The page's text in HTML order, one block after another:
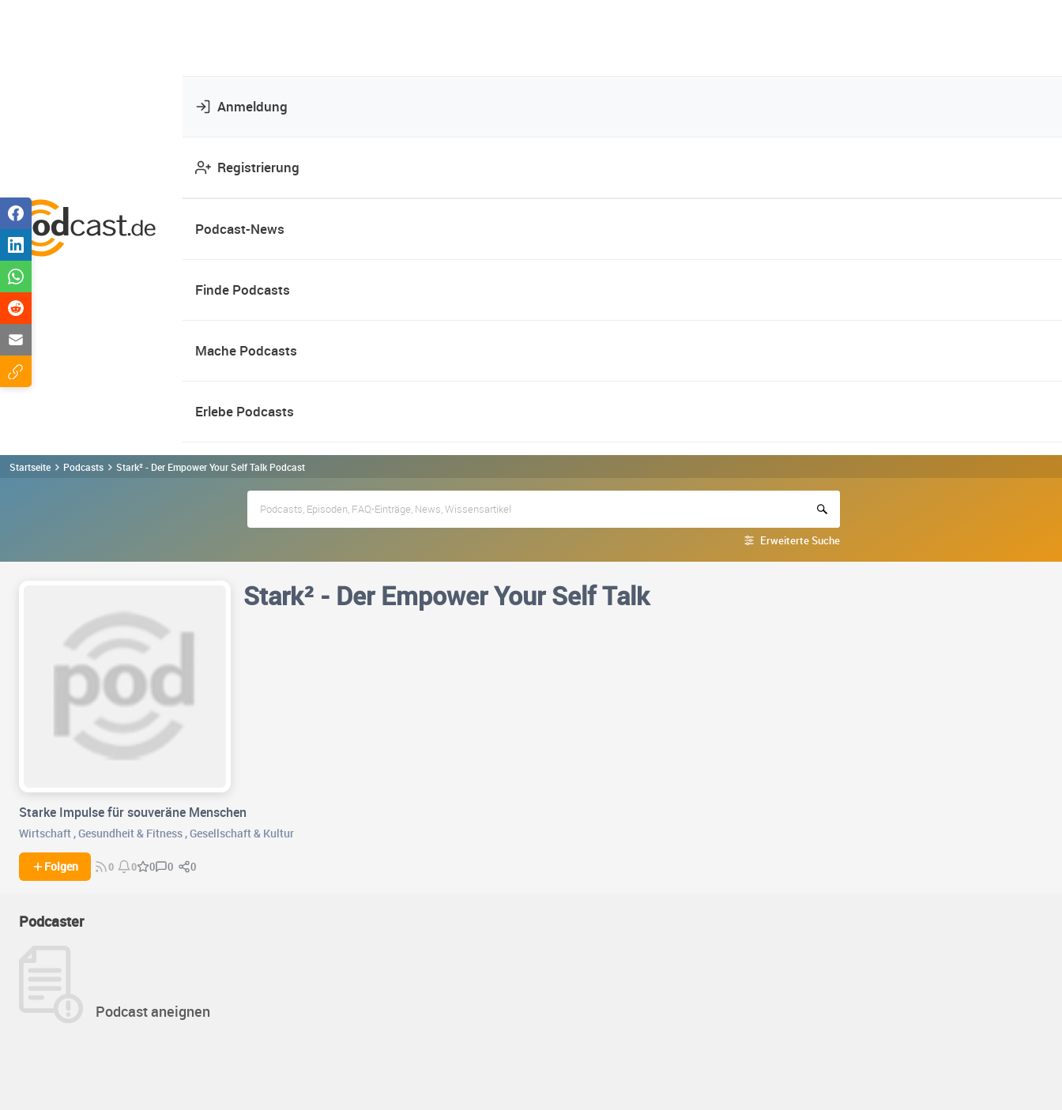
Anmeldung
Registrierung
Podcast-News
Finde Podcasts
Mache Podcasts
Erlebe Podcasts
Startseite Podcasts Stark² - Der Empower Your Self Talk Podcast
Erweiterte Suche
Stark² - Der Empower Your Self Talk
Starke Impulse für souveräne Menschen
Wirtschaft ,Gesundheit & Fitness ,Gesellschaft & Kultur
Folgen 0 0 0 0 0
Podcaster
Podcast aneignen